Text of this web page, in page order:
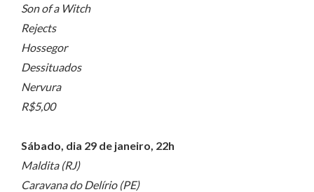
Son of a Witch
Rejects
Hossegor
Dessituados
Nervura
R$5,00
Sábado, dia 29 de janeiro, 22h
Maldita (RJ)
Caravana do Delírio (PE)